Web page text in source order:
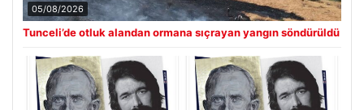
05/08/2026
Tunceli’de otluk alandan ormana sıçrayan yangın söndürüldü